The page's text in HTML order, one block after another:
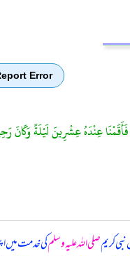
Error
عِنْدَهُ عِشْرِينَ لَيْلَةً وَكَانَ
نبی کریمصلی اللہ علیہ وسلمکی خدمت میں